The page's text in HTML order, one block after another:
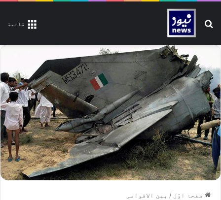
قائمة تلاش کیجیے
صفحۂ اوّل / بین الاقوامی